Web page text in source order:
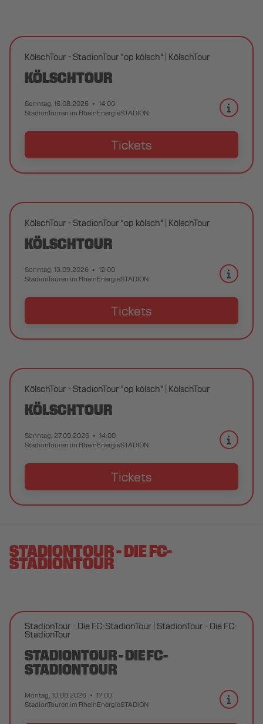
KölschTour - StadionTour "op kölsch" KölschTour
KÖLSCHTOUR
Sonntag, 16.08.2026
14:00
StadionTouren im RheinEnergieSTADION
Tickets
KölschTour - StadionTour "op kölsch" KölschTour
KÖLSCHTOUR
Sonntag, 13.09.2026
12:00
StadionTouren im RheinEnergieSTADION
Tickets
KölschTour - StadionTour "op kölsch" KölschTour
KÖLSCHTOUR
Sonntag, 27.09.2026
14:00
StadionTouren im RheinEnergieSTADION
Tickets
STADIONTOUR - DIE FC-
STADIONTOUR
StadionTour - Die FC-StadionTour StadionTour - Die FC-
StadionTour
STADIONTOUR - DIE FC-
STADIONTOUR
Montag, 10.08.2026
17:00
StadionTouren im RheinEnergieSTADION